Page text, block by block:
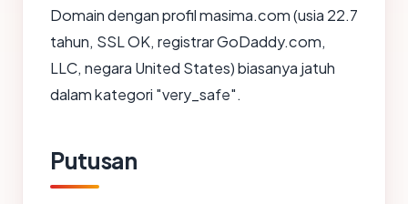
Domain dengan profil masima.com (usia 22.7
tahun, SSL OK, registrar GoDaddy.com,
LLC, negara United States) biasanya jatuh
dalam kategori "very_safe".
Putusan